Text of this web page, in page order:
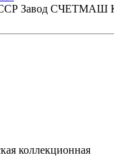
Завод СЧЕТМАШ